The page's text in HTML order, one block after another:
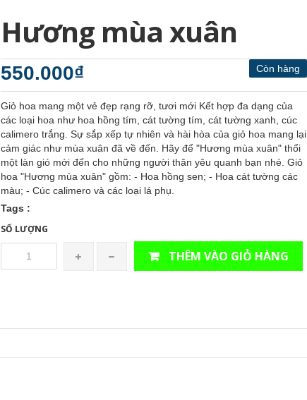
Hương mùa xuân
Còn hàng
550.000₫
Giỏ hoa mang một vẻ đẹp rạng rỡ, tươi mới Kết hợp đa dạng của
các loại hoa như hoa hồng tím, cát tường tím, cát tường xanh, cúc
calimero trắng. Sự sắp xếp tự nhiên và hài hòa của giỏ hoa mang lại
cảm giác như mùa xuân đã về đến. Hãy để "Hương mùa xuân" thổi
một làn gió mới đến cho những người thân yêu quanh bạn nhé. Giỏ
hoa "Hương mùa xuân" gồm: - Hoa hồng sen; - Hoa cát tường các
màu; - Cúc calimero và các loại lá phụ.
Tags :
SỐ LƯỢNG
THÊM VÀO GIỎ HÀNG